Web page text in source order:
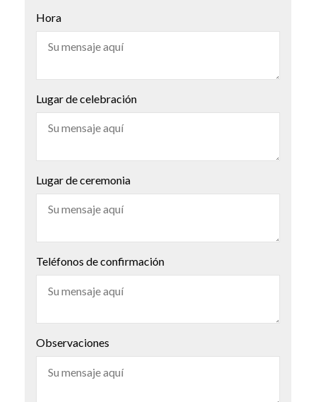
Hora
Lugar de celebración
Lugar de ceremonia
Teléfonos de confirmación
Observaciones